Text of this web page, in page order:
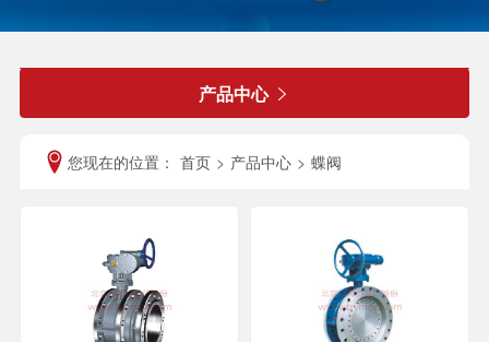
产品中心 
您现在的位置： 首页 > 产品中心 > 蝶阀